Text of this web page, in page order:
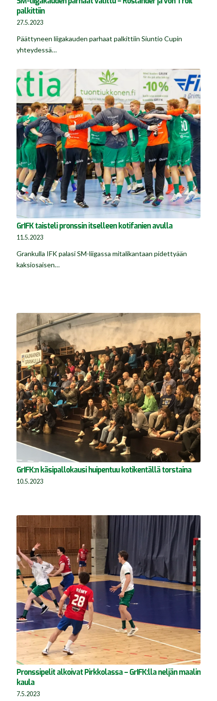
palkittiin
27.5.2023
Päättyneen liigakauden parhaat palkittiin Siuntio Cupin
yhteydessä…
GrIFK taisteli pronssin itselleen kotifanien avulla
11.5.2023
Grankulla IFK palasi SM-liigassa mitalikantaan pidettyään
kaksiosaisen…
GrIFK:n käsipallokausi huipentuu kotikentällä torstaina
10.5.2023
Pronssipelit alkoivat Pirkkolassa – GrIFK:lla neljän maalin
kaula
7.5.2023